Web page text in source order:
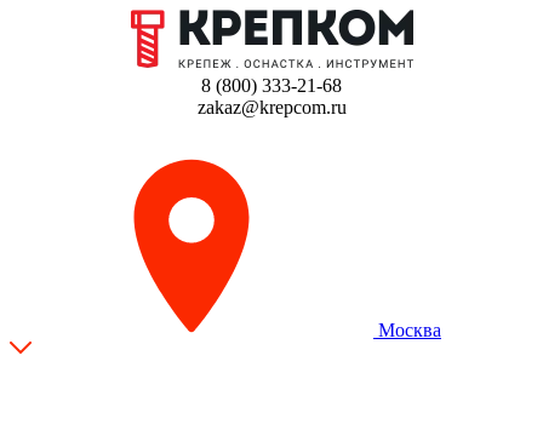
8 (800) 333-21-68
zakaz@krepcom.ru
Москва